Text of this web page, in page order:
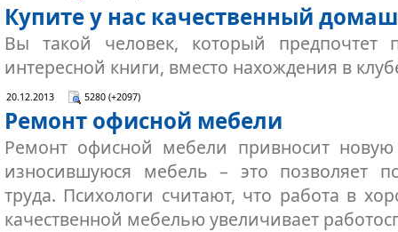
Купите у нас качественный
Вы такой человек, который предпочтет
интересной книги, вместо нахождения в
20.12.2013 5280 (+2097)
Ремонт офисной мебели
Ремонт офисной мебели привносит
износившуюся мебель – это позволяет
труда. Психологи считают, что работа в
качественной мебелью увеличивает